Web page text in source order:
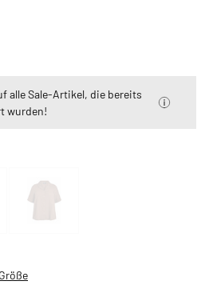
alle Sale-Artikel, die bereits
wurden!